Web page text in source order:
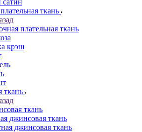
сатин
ткань
плательная ткань
крэш
ткань
ткань
джинсовая ткань
джинсовая ткань